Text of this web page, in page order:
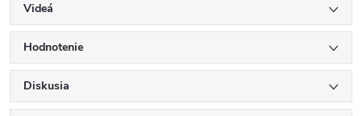
Videá
Hodnotenie
Diskusia